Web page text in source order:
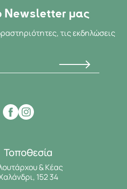
Newsletter μας
τις εκδηλώσεις
Τοποθεσία
& Κέας
152 34